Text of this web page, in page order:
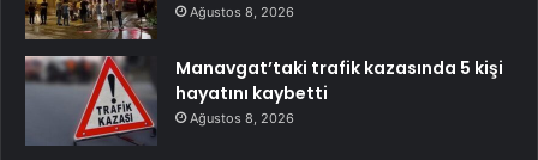
Ağustos 8, 2026
Manavgat’taki trafik kazasında 5 kişi
hayatını kaybetti
Ağustos 8, 2026